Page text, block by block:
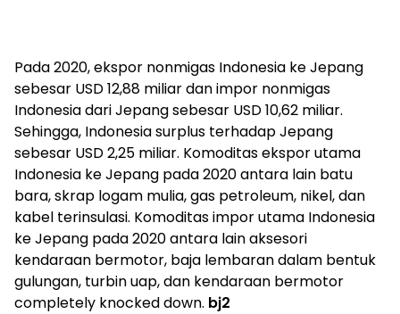
Pada 2020, ekspor nonmigas Indonesia ke Jepang
sebesar USD 12,88 miliar dan impor nonmigas
Indonesia dari Jepang sebesar USD 10,62 miliar.
Sehingga, Indonesia surplus terhadap Jepang
sebesar USD 2,25 miliar. Komoditas ekspor utama
Indonesia ke Jepang pada 2020 antara lain batu
bara, skrap logam mulia, gas petroleum, nikel, dan
kabel terinsulasi. Komoditas impor utama Indonesia
ke Jepang pada 2020 antara lain aksesori
kendaraan bermotor, baja lembaran dalam bentuk
gulungan, turbin uap, dan kendaraan bermotor
completely knocked down. bj2